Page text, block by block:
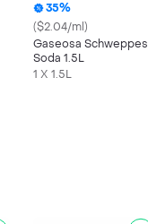
35%
($2.04/ml)
Gaseosa Schweppes
Soda 1.5L
1 X 1.5L